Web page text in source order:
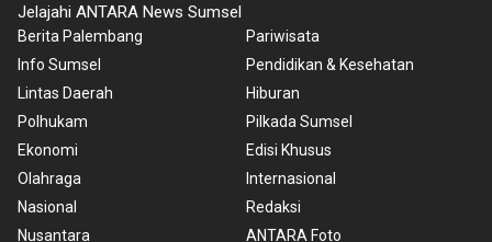
Jelajahi ANTARA News Sumsel
Berita Palembang
Info Sumsel
Lintas Daerah
Polhukam
Ekonomi
Olahraga
Nasional
Nusantara
Pariwisata
Pendidikan & Kesehatan
Hiburan
Pilkada Sumsel
Edisi Khusus
Internasional
Redaksi
ANTARA Foto